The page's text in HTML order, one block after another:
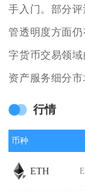
手入门。部分
管透明度方面
字货币交易领
资产服务细分市
行情
币种
ETH